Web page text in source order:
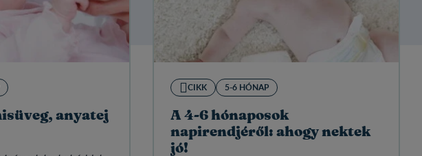
anyatej
CIKK 5-6 HÓNAP
A 4-6 hónaposok
napirendjéről: ahogy nektek
jó!